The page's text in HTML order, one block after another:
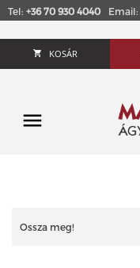
Tel: +36 70 930 4040 Email:
KOSÁR
Ossza meg!